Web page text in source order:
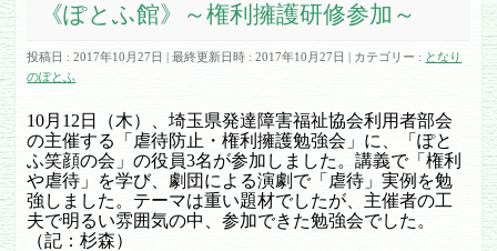
《ぽとふ館》～権利擁護研修参加～
投稿日 : 2017年10月27日 最終更新日時 : 2017年10月27日 カテゴリー : となり
のぽとふ
10月 12 日（木）、埼玉県発達障害福祉協会利用者部会
の主催する「虐待防止・権利擁護勉強会」に、「ぽと
ふ笑顔の会」の役員3名が参加しました。講義で「権利
や虐待」を学び、劇団による演劇で「虐待」実例を勉
強しました。テーマは重い題材でしたが、主催者の工
夫で明るい雰囲気の中、参加できた勉強会でした。
（記：杉森）